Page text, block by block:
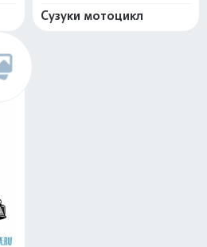
Сузуки мотоцикл